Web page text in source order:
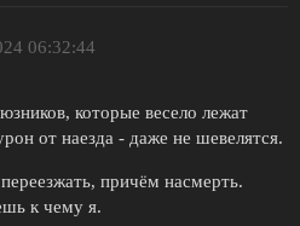
06:32:44
которые весело лежат
от наезда - даже не шевелятся.
причём насмерть.
к чему я.